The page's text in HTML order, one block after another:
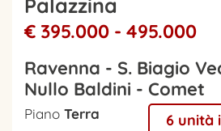
Palazzina
€ 395.000 - 495.000
Ravenna - S. Biagio
Nullo Baldini - Comet
Piano Terra 6 unità